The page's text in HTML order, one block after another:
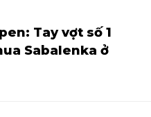
Tay vợt số 1
Sabalenka ở